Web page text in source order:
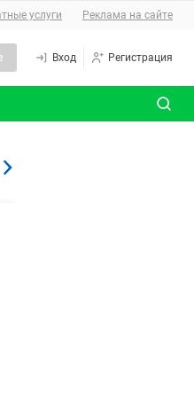
услуги Реклама на сайте
Вход Регистрация